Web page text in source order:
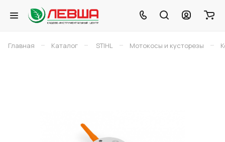
Главная – Каталог – STIHL – Мотокосы и кусторезы –